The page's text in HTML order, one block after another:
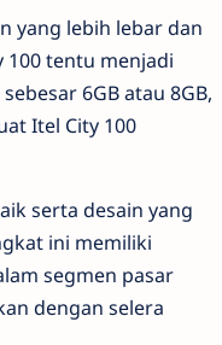
yang lebih lebar dan
100 tentu menjadi
6GB atau 8GB,
Itel City 100
serta desain yang
ini memiliki
segmen pasar
dengan selera